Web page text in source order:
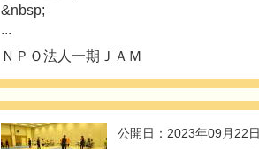
&nbsp;
...
ＮＰＯ法人一期ＪＡＭ
公開日：2023年09月22日